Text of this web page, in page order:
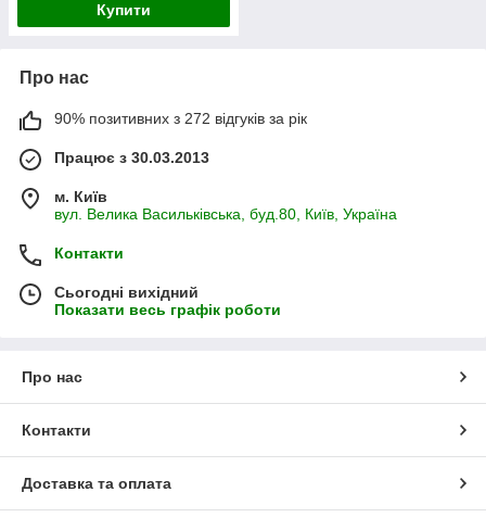
Купити
Про нас
90% позитивних з 272 відгуків за рік
Працює з 30.03.2013
м. Київ
вул. Велика Васильківська, буд.80, Київ, Україна
Контакти
Сьогодні вихідний
Показати весь графік роботи
Про нас
Контакти
Доставка та оплата